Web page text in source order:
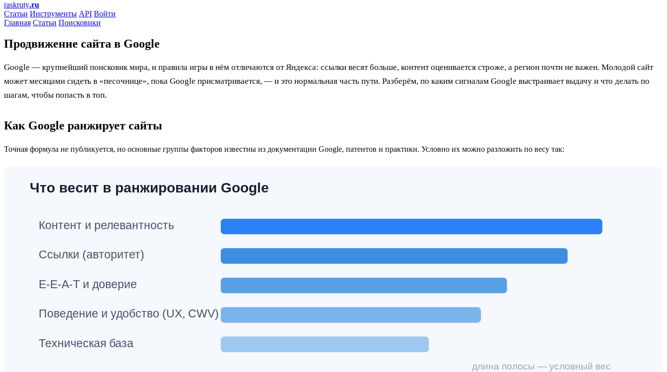
raskruty.ru
Статьи Инструменты API Войти
Главная Статьи Поисковики
Продвижение сайта в Google
Google — крупнейший поисковик мира, и правила игры в нём отличаются от Яндекса: ссылки весят больше, контент оценивается строже, а регион почти не важен. Молодой сайт
может месяцами сидеть в «песочнице», пока Google присматривается, — и это нормальная часть пути. Разберём, по каким сигналам Google выстраивает выдачу и что делать по
шагам, чтобы попасть в топ.
Как Google ранжирует сайты
Точная формула не публикуется, но основные группы факторов известны из документации Google, патентов и практики. Условно их можно разложить по весу так:
Что весит в ранжировании Google
Контент и релевантность
Ссылки (авторитет)
E-E-A-T и доверие
Поведение и удобство (UX, CWV)
Техническая база
длина полосы — условный вес